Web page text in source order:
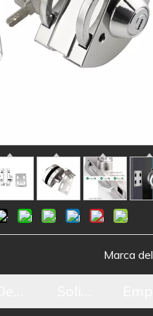
Marca